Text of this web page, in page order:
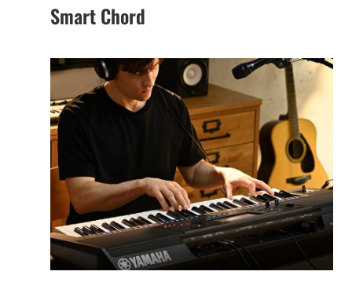
Smart Chord